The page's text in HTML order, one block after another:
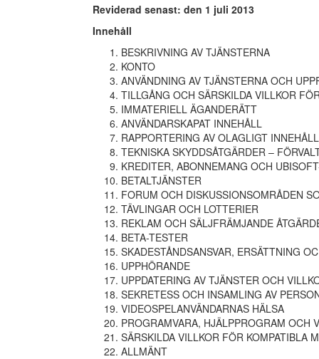
Reviderad senast: den 1 juli 2013
Innehåll
BESKRIVNING AV TJÄNSTERNA
KONTO
ANVÄNDNING AV TJÄNSTERNA OCH
TILLGÅNG OCH SÄRSKILDA VILLKOR
IMMATERIELL ÄGANDERÄTT
ANVÄNDARSKAPAT INNEHÅLL
RAPPORTERING AV OLAGLIGT INNEHÅLL
TEKNISKA SKYDDSÅTGÄRDER –
KREDITER, ABONNEMANG OCH
BETALTJÄNSTER
FORUM OCH DISKUSSIONSOMRÅDEN
TÄVLINGAR OCH LOTTERIER
REKLAM OCH SÄLJFRÄMJANDE
BETA-TESTER
SKADESTÅNDSANSVAR, ERSÄTTNING
UPPHÖRANDE
UPPDATERING AV TJÄNSTER OCH
SEKRETESS OCH INSAMLING AV
VIDEOSPELANVÄNDARNAS HÄLSA
PROGRAMVARA, HJÄLPPROGRAM OCH
SÄRSKILDA VILLKOR FÖR KOMPATIBLA
ALLMÄNT